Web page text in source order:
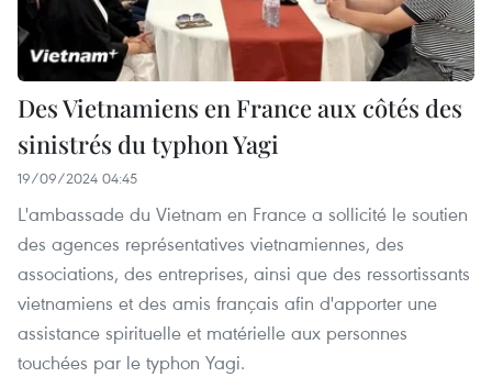
Des Vietnamiens en France aux côtés des
sinistrés du typhon Yagi
19/09/2024 04:45
L'ambassade du Vietnam en France a sollicité le soutien
des agences représentatives vietnamiennes, des
associations, des entreprises, ainsi que des ressortissants
vietnamiens et des amis français afin d'apporter une
assistance spirituelle et matérielle aux personnes
touchées par le typhon Yagi.